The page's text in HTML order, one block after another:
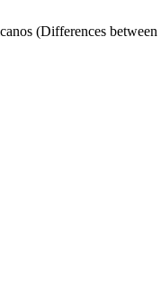
(Differences